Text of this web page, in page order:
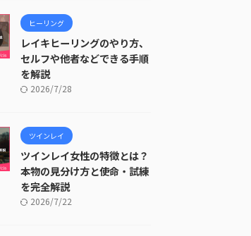
ヒーリング
レイキヒーリングのやり方、
セルフや他者などできる手順
を解説
2026/7/28
ツインレイ
ツインレイ女性の特徴とは？
本物の見分け方と使命・試練
を完全解説
2026/7/22